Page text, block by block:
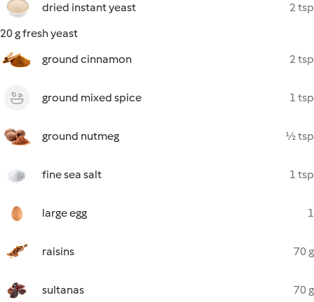
dried instant yeast
2 tsp
20 g fresh yeast
ground cinnamon
2 tsp
ground mixed spice 1 tsp
ground nutmeg ½ tsp
fine sea salt 1 tsp
large egg 1
raisins 70 g
sultanas 70 g